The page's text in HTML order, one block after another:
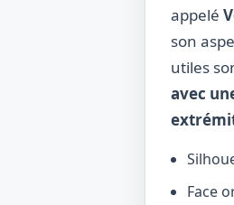
appelé
son
utiles
avec
Face